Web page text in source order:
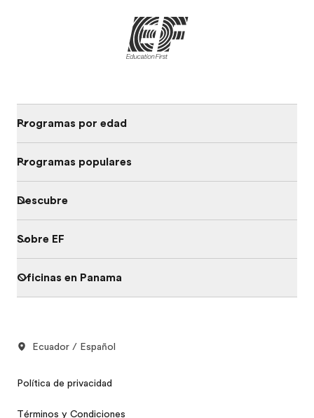
Programas por edad
Programas populares
Descubre
Sobre EF
Oficinas en Panama
Ecuador / Español
Política de privacidad
Términos y Condiciones